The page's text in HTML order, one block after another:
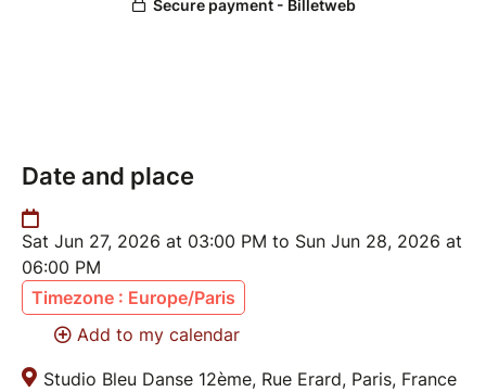
dynamiques, du regard et de la présence. Niveau
détails, la musicalité et la performance. Niveau inter,
ou débutant ayant pris le round 1 samedi.
NIVEAU
Cet événement est ouvert aux niveaux initiation,
débutant et débutant intermédiaire.
Places limitées.
Date and place
Sat Jun 27, 2026 at 03:00 PM to Sun Jun 28, 2026 at
06:00 PM
Timezone : Europe/Paris
Add to my calendar
Studio Bleu Danse 12ème, Rue Erard, Paris, France